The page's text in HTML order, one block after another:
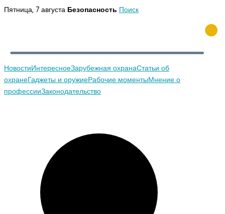
Перейти
Пятница, 7 августа Безопасность Поиск
НовостиИнтересноеЗарубежная охранаСтатьи об
охранеГаджеты и оружиеРабочие моментыМнение о
профессииЗаконодательство